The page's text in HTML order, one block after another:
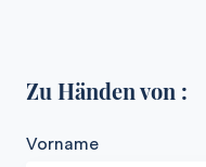
Zu Händen von :
Vorname